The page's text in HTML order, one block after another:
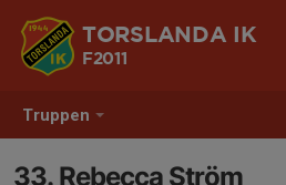
Truppen
TORSLANDA IK
F2011
33. Rebecca Ström